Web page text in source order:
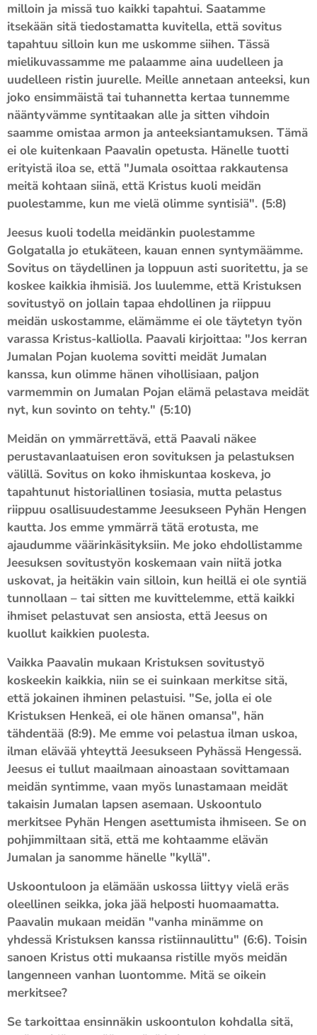
milloin ja missä tuo kaikki tapahtui. Saatamme
itsekään sitä tiedostamatta kuvitella, että sovitus
tapahtuu silloin kun me uskomme siihen. Tässä
mielikuvassamme me palaamme aina uudelleen ja
uudelleen ristin juurelle. Meille annetaan anteeksi, kun
joko ensimmäistä tai tuhannetta kertaa tunnemme
nääntyvämme syntitaakan alle ja sitten vihdoin
saamme omistaa armon ja anteeksiantamuksen. Tämä
ei ole kuitenkaan Paavalin opetusta. Hänelle tuotti
erityistä iloa se, että "Jumala osoittaa rakkautensa
meitä kohtaan siinä, että Kristus kuoli meidän
puolestamme, kun me vielä olimme syntisiä". (5:8)
Jeesus kuoli todella meidänkin puolestamme
Golgatalla jo etukäteen, kauan ennen syntymäämme.
Sovitus on täydellinen ja loppuun asti suoritettu, ja se
koskee kaikkia ihmisiä. Jos luulemme, että Kristuksen
sovitustyö on jollain tapaa ehdollinen ja riippuu
meidän uskostamme, elämämme ei ole täytetyn työn
varassa Kristus-kalliolla. Paavali kirjoittaa: "Jos kerran
Jumalan Pojan kuolema sovitti meidät Jumalan
kanssa, kun olimme hänen vihollisiaan, paljon
varmemmin on Jumalan Pojan elämä pelastava meidät
nyt, kun sovinto on tehty." (5:10)
Meidän on ymmärrettävä, että Paavali näkee
perustavanlaatuisen eron sovituksen ja pelastuksen
välillä. Sovitus on koko ihmiskuntaa koskeva, jo
tapahtunut historiallinen tosiasia, mutta pelastus
riippuu osallisuudestamme Jeesukseen Pyhän Hengen
kautta. Jos emme ymmärrä tätä erotusta, me
ajaudumme väärinkäsityksiin. Me joko ehdollistamme
Jeesuksen sovitustyön koskemaan vain niitä jotka
uskovat, ja heitäkin vain silloin, kun heillä ei ole syntiä
tunnollaan – tai sitten me kuvittelemme, että kaikki
ihmiset pelastuvat sen ansiosta, että Jeesus on
kuollut kaikkien puolesta.
Vaikka Paavalin mukaan Kristuksen sovitustyö
koskeekin kaikkia, niin se ei suinkaan merkitse sitä,
että jokainen ihminen pelastuisi. "Se, jolla ei ole
Kristuksen Henkeä, ei ole hänen omansa", hän
tähdentää (8:9). Me emme voi pelastua ilman uskoa,
ilman elävää yhteyttä Jeesukseen Pyhässä Hengessä.
Jeesus ei tullut maailmaan ainoastaan sovittamaan
meidän syntimme, vaan myös lunastamaan meidät
takaisin Jumalan lapsen asemaan. Uskoontulo
merkitsee Pyhän Hengen asettumista ihmiseen. Se on
pohjimmiltaan sitä, että me kohtaamme elävän
Jumalan ja sanomme hänelle "kyllä".
Uskoontuloon ja elämään uskossa liittyy vielä eräs
oleellinen seikka, joka jää helposti huomaamatta.
Paavalin mukaan meidän "vanha minämme on
yhdessä Kristuksen kanssa ristiinnaulittu" (6:6). Toisin
sanoen Kristus otti mukaansa ristille myös meidän
langenneen vanhan luontomme. Mitä se oikein
merkitsee?
Se tarkoittaa ensinnäkin uskoontulon kohdalla sitä,